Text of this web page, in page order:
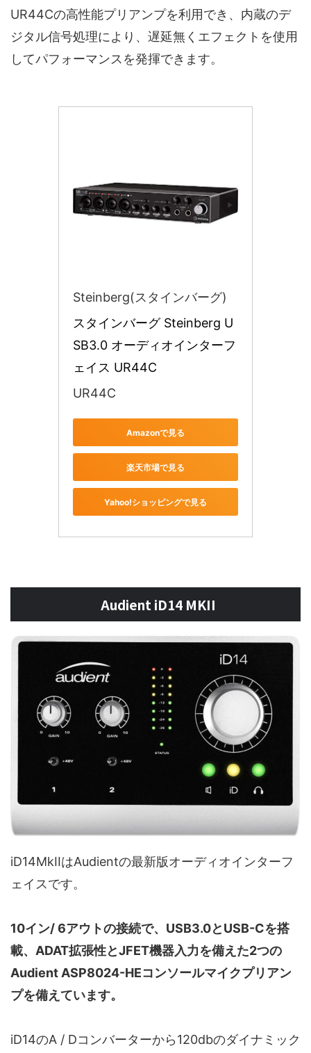
UR44Cの高性能プリアンプを利用でき、内蔵のデ
ジタル信号処理により、遅延無くエフェクトを使用
してパフォーマンスを発揮できます。
Steinberg(スタインバーグ)
スタインバーグ Steinberg U
SB3.0 オーディオインターフ
ェイス UR44C
UR44C
Amazonで見る
楽天市場で見る
Yahoo!ショッピングで見る
Audient iD14 MKII
iD14MkIIはAudientの最新版オーディオインターフ
ェイスです。
10イン/ 6アウトの接続で、USB3.0とUSB-Cを搭
載、ADAT拡張性とJFET機器入力を備えた2つの
Audient ASP8024-HEコンソールマイクプリアン
プを備えています。
iD14のA / Dコンバーターから120dbのダイナミック